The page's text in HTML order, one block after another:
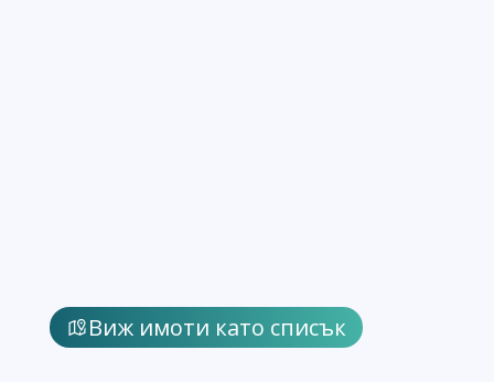
Виж имоти като списък